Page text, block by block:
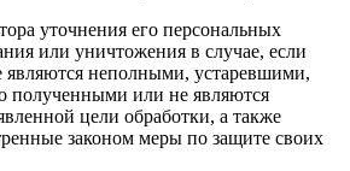
уточнения его персональных
или уничтожения в случае, если
являются неполными, устаревшими,
полученными или не являются
цели обработки, а также
законом меры по защите своих